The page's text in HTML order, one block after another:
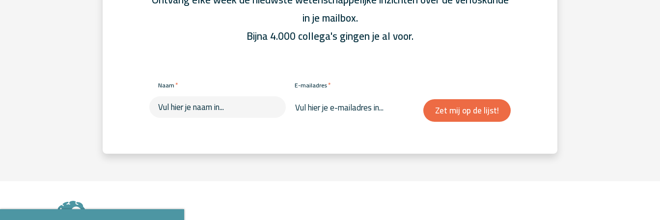
in je mailbox.
Bijna 4.000 collega's gingen je al voor.
Naam* E-mailadres*
Zet mij op de lijst!